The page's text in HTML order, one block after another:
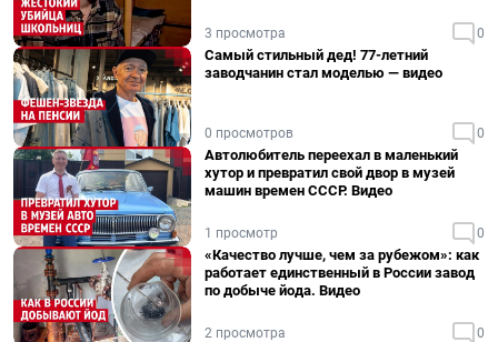
3 просмотра 0
Самый стильный дед! 77-летний
заводчанин стал моделью — видео
0 просмотров 0
Автолюбитель переехал в маленький
хутор и превратил свой двор в музей
машин времен СССР. Видео
1 просмотр 0
«Качество лучше, чем за рубежом»: как
работает единственный в России завод
по добыче йода. Видео
2 просмотра 0